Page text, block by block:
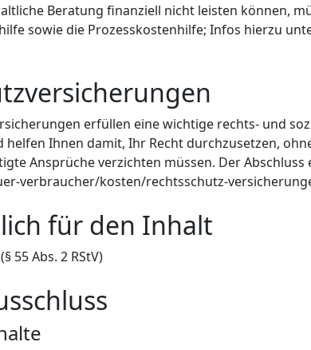
Beratung finanziell nicht leisten können,
sowie die Prozesskostenhilfe; Infos hierzu
erfüllen eine wichtige rechts- und
Ihnen damit, Ihr Recht durchzusetzen,
Ansprüche verzichten müssen. Der
verbraucher/kosten/rechtsschutz-
für den Inhalt
55 Abs. 2 RStV)